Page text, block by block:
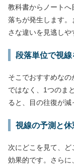
教科書からノート
落ちが発生します
さな違いを見逃しや
段落単位で視
そこでおすすめな
ではなく、1つのま
ると、目の往復が減
視線の予測と休
次にどこを見て、
効果的です。さら